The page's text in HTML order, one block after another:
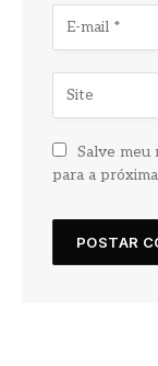
Salve meu
para a